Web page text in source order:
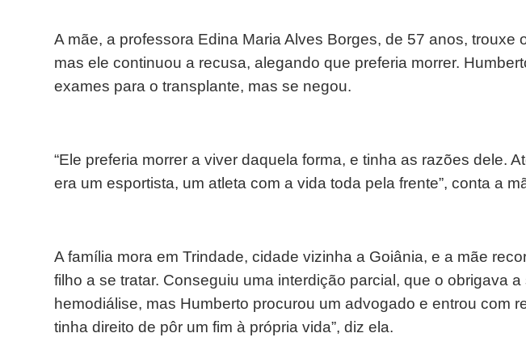
A mãe, a professora Edina Maria Alves Borges, de 57 anos, trouxe
mas ele continuou a recusa, alegando que preferia morrer.
exames para o transplante, mas se negou.
“Ele preferia morrer a viver daquela forma, e tinha as razões dele.
era um esportista, um atleta com a vida toda pela frente”, conta a
A família mora em Trindade, cidade vizinha a Goiânia, e a mãe
filho a se tratar. Conseguiu uma interdição parcial, que o obrigava
hemodiálise, mas Humberto procurou um advogado e entrou com
tinha direito de pôr um fim à própria vida”, diz ela.